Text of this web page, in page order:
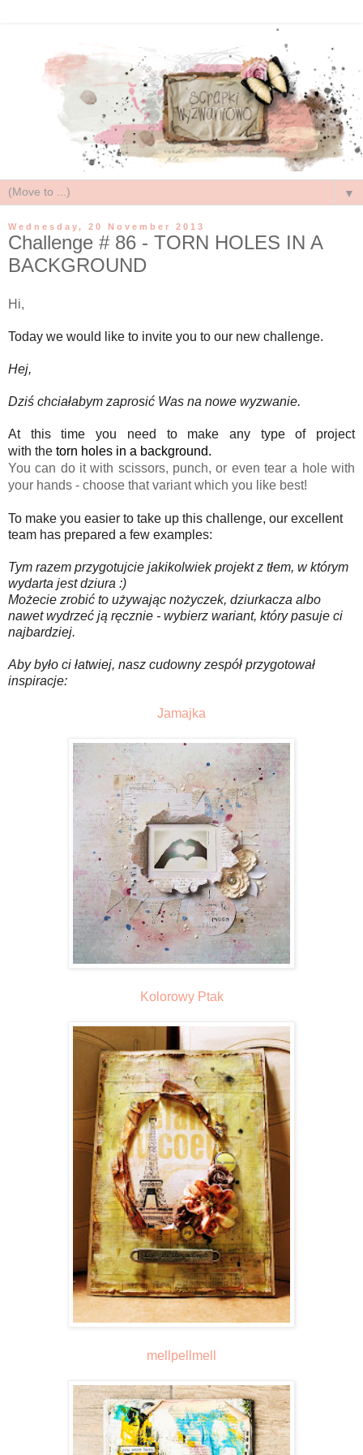
▼
Wednesday, 20 November 2013
Challenge # 86 - TORN HOLES IN A
BACKGROUND
Hi,
Today we would like to invite you to our new challenge.
Hej,
Dziś chciałabym zaprosić Was na nowe wyzwanie.
At this time you need to make any type ofproject
with the torn holes in a background.
You can do it with scissors, punch, or even tear a hole with
your hands - choose that variant which you like best!
To make you easier to take up this challenge, our excellent
team has prepared a few examples:
Tym razem przygotujcie jakikolwiek projekt z tłem, w którym
wydarta jest dziura :)
Możecie zrobić to używając nożyczek, dziurkacza albo
nawet wydrzeć ją ręcznie - wybierz wariant, który pasuje ci
najbardziej.
Aby było ci łatwiej, nasz cudowny zespół przygotował
inspiracje:
Jamajka
Kolorowy Ptak
mellpellmell